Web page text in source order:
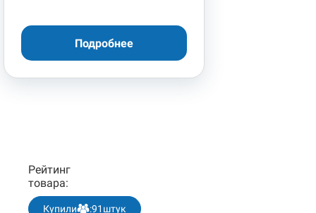
Подробнее
Рейтинг
товара:
Купили :91 штук